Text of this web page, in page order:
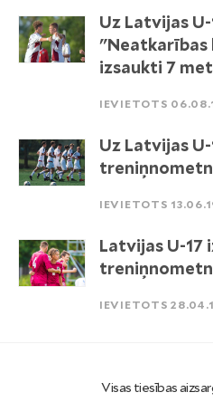
Uz Latvijas
"Neatkarības
izsaukti 7
IEVIETOTS
Uz Latvijas
IEVIETOTS
Latvijas U-17
IEVIETOTS
Visas tiesības